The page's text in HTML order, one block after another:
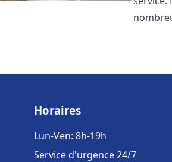
Horaires
Lun-Ven: 8h-19h
Service d'urgence 24/7